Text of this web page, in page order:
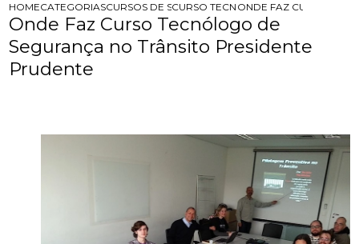
HOMECATEGORIASCURSOS DE SEGURANCA NO TRANSITO
CURSO TECNOLOGO DE
ONDE FAZ CURSO
Onde Faz Curso Tecnólogo de
Segurança no Trânsito Presidente
Prudente